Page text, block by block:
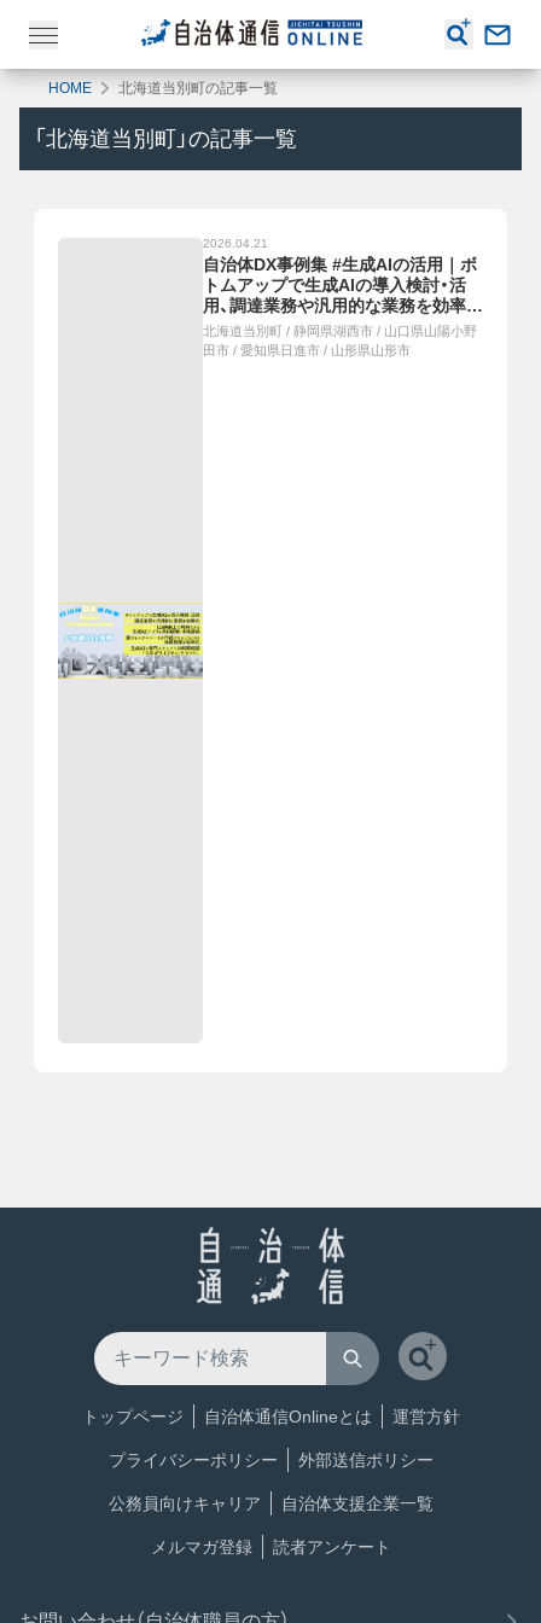
HOME 北海道当別町の記事一覧
「 北海道当別町 」の記事一覧
2026.04.21
自治体DX事例集 #生成AIの活用｜ボ
トムアップで生成AIの導入検討・活
用、調達業務や汎用的な業務を効率
化、LGWAN上で利用できる生成AIア
プリを共同開発・本格運用、誰でもマ
北海道当別町 / 静岡県湖西市 / 山口県山陽小野
田市 / 愛知県日進市 / 山形県山形市
トップページ 自治体通信Onlineとは 運営方針
プライバシーポリシー 外部送信ポリシー
公務員向けキャリア 自治体支援企業一覧
メルマガ登録 読者アンケート